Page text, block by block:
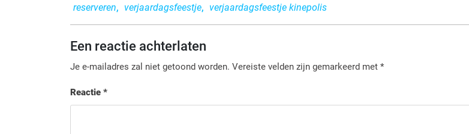
reserveren, verjaardagsfeestje, verjaardagsfeestje kinepolis
Een reactie achterlaten
Je e-mailadres zal niet getoond worden. Vereiste velden zijn gemarkeerd met *
Reactie *